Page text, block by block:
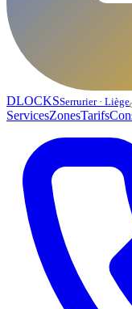
DLOCKSSerrurier · Liège
ServicesZonesTarifs